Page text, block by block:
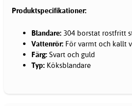
Produktspecifikationer:
Blandare: 304 borstat rostfritt
Vattenrör: För varmt och kallt
Färg: Svart och guld
Typ: Köksblandare